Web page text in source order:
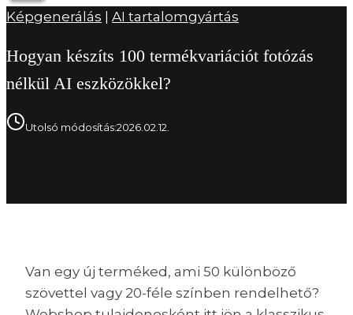
Képgenerálás AI tartalomgyártás
Hogyan készíts 100 termékvariációt fotózás
nélkül AI eszközökkel?
Utolsó módosítás:2026.02.12.
Van egy új terméked, ami 50 különböző
szövettel vagy 20-féle színben rendelhető?